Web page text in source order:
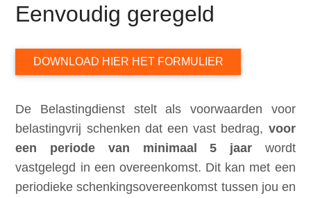
Eenvoudig geregeld
DOWNLOAD HIER HET FORMULIER
De Belastingdienst stelt als voorwaarden voor
belastingvrij schenken dat een vast bedrag, voor
een periode van minimaal 5 jaarwordt
vastgelegd in een overeenkomst. Dit kan met een
periodieke schenkingsovereenkomst tussen jou en